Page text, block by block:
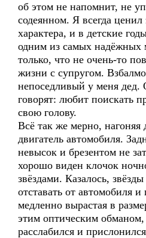
об этом не напомнит, не
содеянном. Я всегда ценил
характера, и в детские
одним из самых надёжных
только, что не очень-то
жизни с супругом.
непоседливый у меня дед.
говорят: любит поискать
свою голову.
Всё так же мерно, нагоняя
двигатель автомобиля.
невысок и брезентом не
хорошо виден клочок
звёздами. Казалось,
отставать от автомобиля и
медленно вырастая в
этим оптическим обманом,
расслабился и